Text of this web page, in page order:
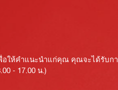
พื่อให้คำแนะนำแก่คุณ คุณจะได้รับก
- 17.00 น.)